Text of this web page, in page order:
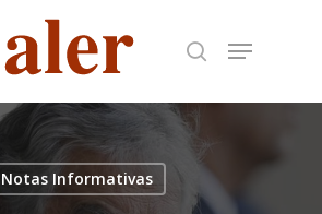
Notas Informativas